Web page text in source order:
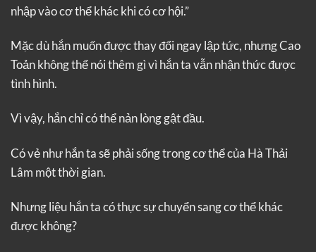
nhập vào cơ thể khác khi có cơ hội.”
Mặc dù hắn muốn được thay đổi ngay lập tức, nhưng Cao
Toản không thể nói thêm gì vì hắn ta vẫn nhận thức được
tình hình.
Vì vậy, hắn chỉ có thể nản lòng gật đầu.
Có vẻ như hắn ta sẽ phải sống trong cơ thể của Hà Thải
Lâm một thời gian.
Nhưng liệu hắn ta có thực sự chuyển sang cơ thể khác
được không?